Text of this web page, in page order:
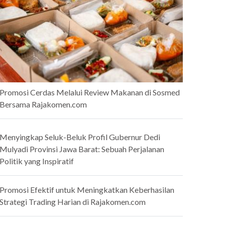
Cerdas Melalui Review Makanan di Sosmed
Rajakomen.com
Seluk-Beluk Profil Gubernur Dedi
Provinsi Jawa Barat: Sebuah Perjalanan
yang Inspiratif
Efektif untuk Meningkatkan Keberhasilan
Trading Harian di Rajakomen.com